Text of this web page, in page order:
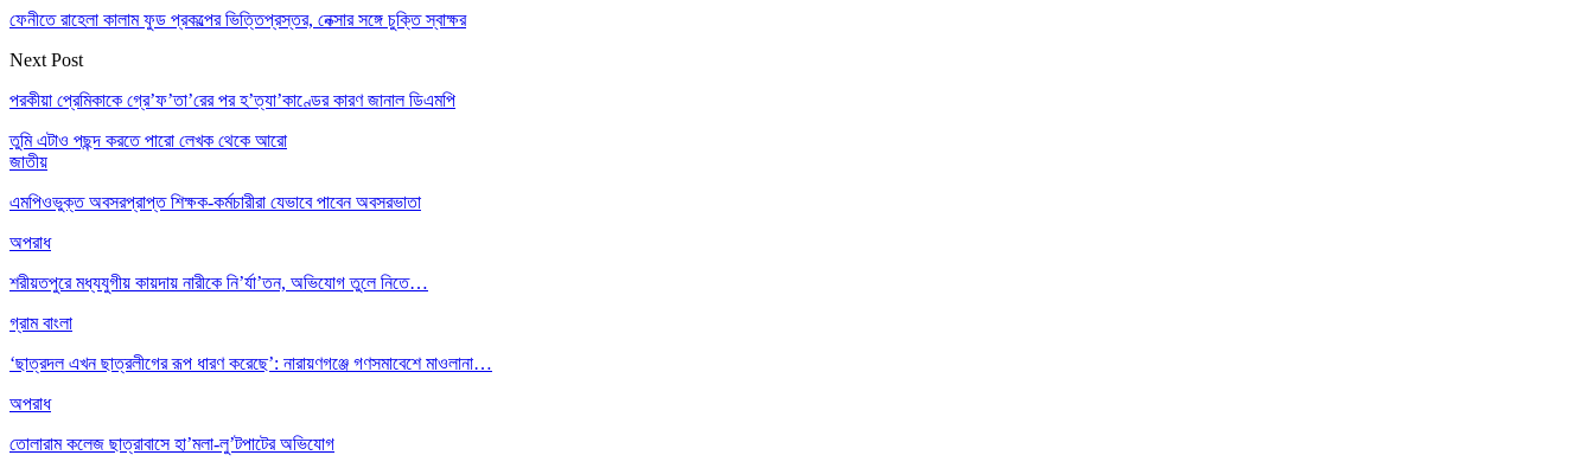
ফেনীতে রাহেলা কালাম ফুড প্রকল্পের ভিত্তিপ্রস্তর, নেক্সার সঙ্গে চুক্তি স্বাক্ষর
Next Post
পরকীয়া প্রেমিকাকে গ্রে’ফ’তা’রের পর হ’ত্যা’কাণ্ডের কারণ জানাল ডিএমপি
তুমি এটাও পছন্দ করতে পারো লেখক থেকে আরো
জাতীয়
এমপিওভুক্ত অবসরপ্রাপ্ত শিক্ষক-কর্মচারীরা যেভাবে পাবেন অবসরভাতা
অপরাধ
শরীয়তপুরে মধ্যযুগীয় কায়দায় নারীকে নি’র্যা’তন, অভিযোগ তুলে নিতে…
গ্রাম বাংলা
‘ছাত্রদল এখন ছাত্রলীগের রূপ ধারণ করেছে’: নারায়ণগঞ্জে গণসমাবেশে মাওলানা…
অপরাধ
তোলারাম কলেজ ছাত্রাবাসে হা’মলা-লু’টপাটের অভিযোগ